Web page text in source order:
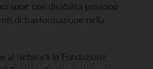
con disabilità possono
di trasformazione nella
al network la Fondazione